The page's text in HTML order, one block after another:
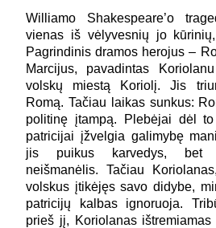
Williamo Shakespeare’o
vienas iš vėlyvesnių jo
Pagrindinis dramos herojus –
Marcijus, pavadintas
volskų miestą Koriolį. Jis
Romą. Tačiau laikas sunkus:
politinę įtampą. Plebėjai dėl
patricijai įžvelgia galimybę
jis puikus karvedys, bet
neišmanėlis. Tačiau
volskus įtikėjęs savo didybe,
patricijų kalbas ignoruoja.
prieš jį, Koriolanas